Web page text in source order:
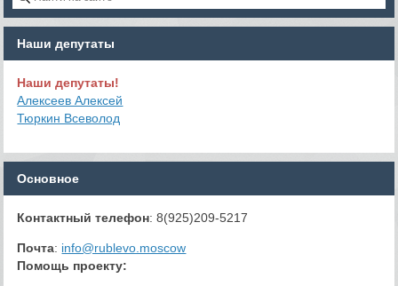
Наши депутаты
Наши депутаты!
Алексеев Алексей
Тюркин Всеволод
Основное
Контактный телефон: 8(925)209-5217
Почта: info@rublevo.moscow
Помощь проекту: